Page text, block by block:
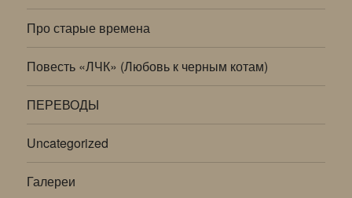
Про старые времена
Повесть «ЛЧК» (Любовь к черным котам)
ПЕРЕВОДЫ
Uncategorized
Галереи